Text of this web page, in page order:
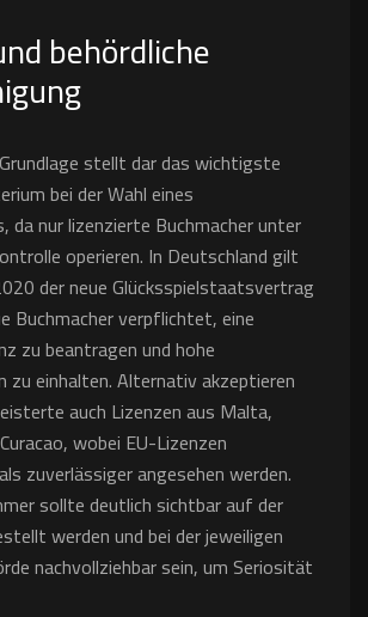
behördliche
stellt dar das wichtigste
bei der Wahl eines
nur lizenzierte Buchmacher unter
operieren. In Deutschland gilt
der neue Glücksspielstaatsvertrag
Buchmacher verpflichtet, eine
zu beantragen und hohe
zu einhalten. Alternativ akzeptieren
auch Lizenzen aus Malta,
wobei EU-Lizenzen
zuverlässiger angesehen werden.
sollte deutlich sichtbar auf der
werden und bei der jeweiligen
nachvollziehbar sein, um Seriosität